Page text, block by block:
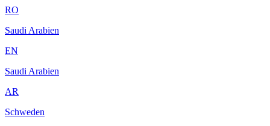
RO
Saudi Arabien
EN
Saudi Arabien
AR
Schweden